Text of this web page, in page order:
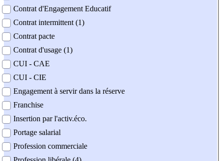
Contrat d'Engagement Educatif
Contrat intermittent (1)
Contrat pacte
Contrat d'usage (1)
CUI - CAE
CUI - CIE
Engagement à servir dans la réserve
Franchise
Insertion par l'activ.éco.
Portage salarial
Profession commerciale